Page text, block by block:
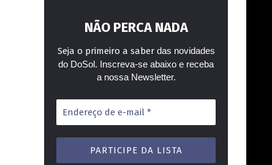
NÃO PERCA NADA
Seja o primeiro a saberdas novidades
do DoSol. Inscreva-se abaixo e receba
a nossa Newsletter.
Endereço
de
e-
mail